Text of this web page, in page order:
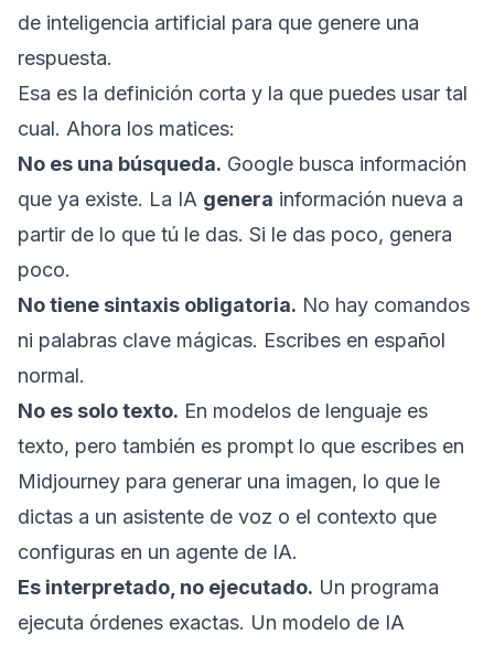
de inteligencia artificial para que genere una
respuesta.
Esa es la definición corta y la que puedes usar tal
cual. Ahora los matices:
No es una búsqueda. Google busca información
que ya existe. La IA genera información nueva a
partir de lo que tú le das. Si le das poco, genera
poco.
No tiene sintaxis obligatoria. No hay comandos
ni palabras clave mágicas. Escribes en español
normal.
No es solo texto. En modelos de lenguaje es
texto, pero también es prompt lo que escribes en
Midjourney para generar una imagen, lo que le
dictas a un asistente de voz o el contexto que
configuras en un agente de IA.
Es interpretado, no ejecutado. Un programa
ejecuta órdenes exactas. Un modelo de IA